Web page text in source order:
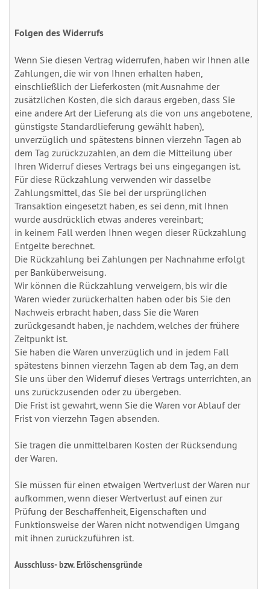
Folgen des Widerrufs
Wenn Sie diesen Vertrag widerrufen, haben wir Ihnen alle
Zahlungen, die wir von Ihnen erhalten haben,
einschließlich der Lieferkosten (mit Ausnahme der
zusätzlichen Kosten, die sich daraus ergeben, dass Sie
eine andere Art der Lieferung als die von uns angebotene,
günstigste Standardlieferung gewählt haben),
unverzüglich und spätestens binnen vierzehn Tagen ab
dem Tag zurückzuzahlen, an dem die Mitteilung über
Ihren Widerruf dieses Vertrags bei uns eingegangen ist.
Für diese Rückzahlung verwenden wir dasselbe
Zahlungsmittel, das Sie bei der ursprünglichen
Transaktion eingesetzt haben, es sei denn, mit Ihnen
wurde ausdrücklich etwas anderes vereinbart;
in keinem Fall werden Ihnen wegen dieser Rückzahlung
Entgelte berechnet.
Die Rückzahlung bei Zahlungen per Nachnahme erfolgt
per Banküberweisung.
Wir können die Rückzahlung verweigern, bis wir die
Waren wieder zurückerhalten haben oder bis Sie den
Nachweis erbracht haben, dass Sie die Waren
zurückgesandt haben, je nachdem, welches der frühere
Zeitpunkt ist.
Sie haben die Waren unverzüglich und in jedem Fall
spätestens binnen vierzehn Tagen ab dem Tag, an dem
Sie uns über den Widerruf dieses Vertrags unterrichten, an
uns zurückzusenden oder zu übergeben.
Die Frist ist gewahrt, wenn Sie die Waren vor Ablauf der
Frist von vierzehn Tagen absenden.
Sie tragen die unmittelbaren Kosten der Rücksendung
der Waren.
Sie müssen für einen etwaigen Wertverlust der Waren nur
aufkommen, wenn dieser Wertverlust auf einen zur
Prüfung der Beschaffenheit, Eigenschaften und
Funktionsweise der Waren nicht notwendigen Umgang
mit ihnen zurückzuführen ist.
Ausschluss- bzw. Erlöschensgründe